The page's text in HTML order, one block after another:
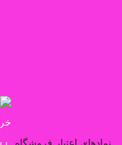
نمادهای اعتبار فروشگاه